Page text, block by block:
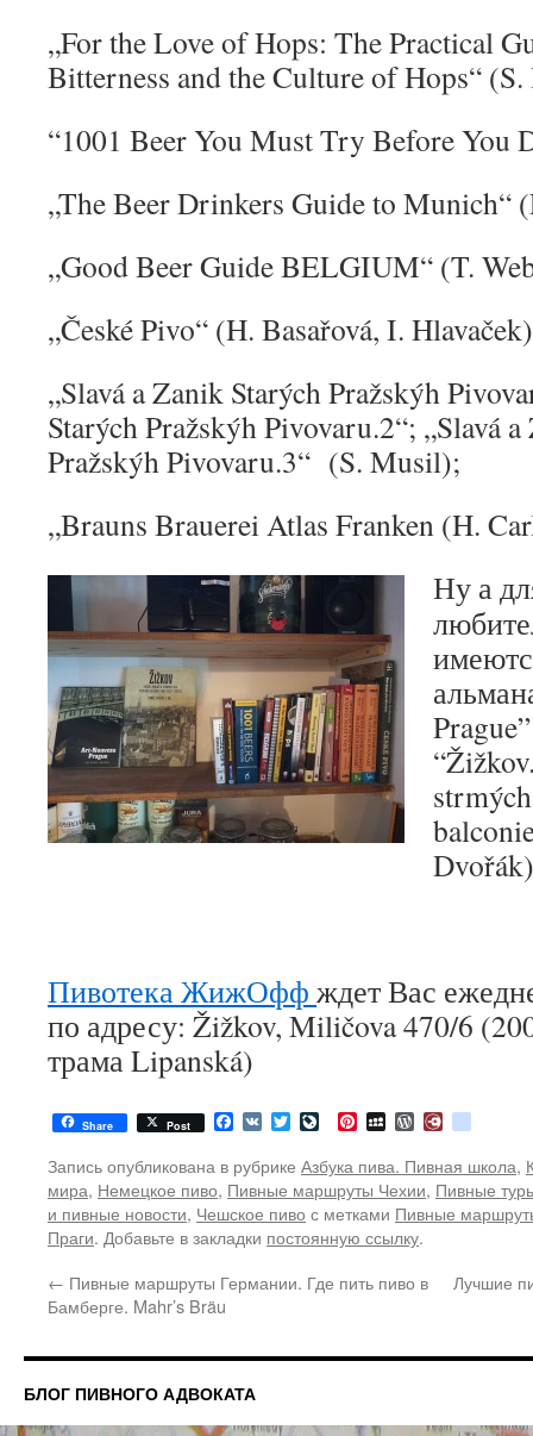
„For the Love of Hops: The Practical
Bitterness and the Culture of Hops“
“1001 Beer You Must Try Before You
„The Beer Drinkers Guide to Munich“
„Good Beer Guide BELGIUM“ (T.
„České Pivo“ (H. Basařová, I.
„Slavá a Zanik Starých Pražskýh
Starých Pražskýh Pivovaru.2“; „Slavá
Pražskýh Pivovaru.3“ (S. Musil);
„Brauns Brauerei Atlas Franken (H.
Ну а
Пивотека ЖижОфф ждет Вас
по адресу: Žižkov, Miličova 470/6
трама Lipanská)
Share Post Facebook
VK TwitterLiveJournal
PinterestMySpaceWordPress
Diary.Ru
Запись опубликована в рубрике Азбука пива. Пивная школа,
мира, Немецкое пиво, Пивные маршруты Чехии, Пивные
и пивные новости, Чешское пиво с метками Пивные
Праги. Добавьте в закладки постоянную ссылку.
← Пивные маршруты Германии. Где пить пиво в
Бамберге. Mahr’s Bräu
Лучшие
БЛОГ ПИВНОГО АДВОКАТА